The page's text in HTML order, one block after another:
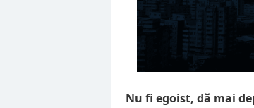
Nu fi egoist, dă mai